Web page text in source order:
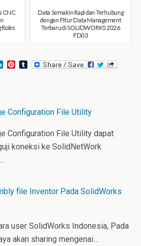
CNC
Data Semakin Rapi dan Terhubung
dengan Fitur Data Management
Terbaru di SOLIDWORKS 2026
FD03
L
I
P
e
T
Configuration File Utility
Configuration File Utility dapat
koneksi ke SolidNetWork
file Inventor Pada SolidWorks
user SolidWorks Indonesia, Pada
akan sharing mengenai…